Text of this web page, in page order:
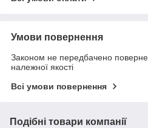
Умови повернення
Законом не передбачено
належної якості
Всі умови повернення
Подібні товари компанії